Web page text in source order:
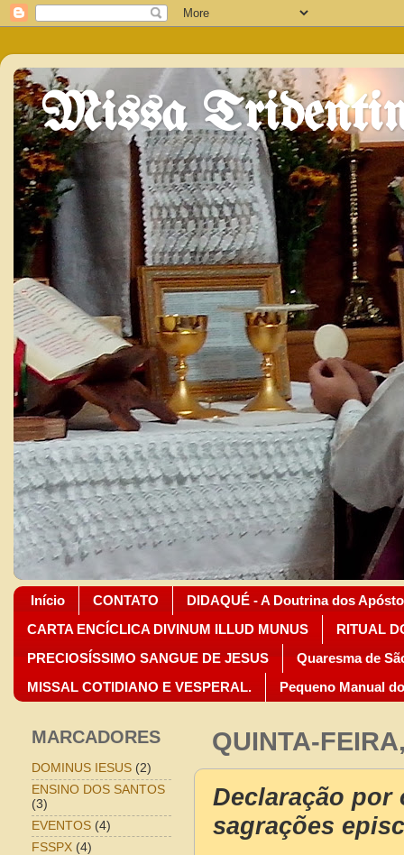
Missa
Início CONTATO
DIDAQUÉ - A Doutrina dos
CARTA ENCÍCLICA DIVINUM ILLUD MUNUS
RITUAL
PRECIOSÍSSIMO SANGUE DE JESUS
Quaresma de
MISSAL COTIDIANO E VESPERAL.
Pequeno Manual
QUINTA-
Declaração por
sagrações
MARCADORES
DOMINUS IESUS (2)
ENSINO DOS SANTOS
(3)
EVENTOS (4)
FSSPX (4)